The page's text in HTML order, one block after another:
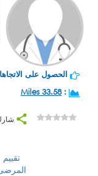
الحصول على
:
33.58 Miles
تقييم